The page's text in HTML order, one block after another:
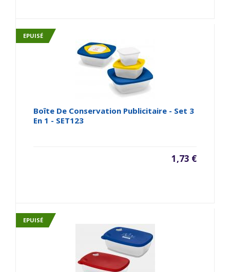
EPUISÉ
Boîte De Conservation Publicitaire - Set 3
En 1 - SET123
1,73 €
EPUISÉ